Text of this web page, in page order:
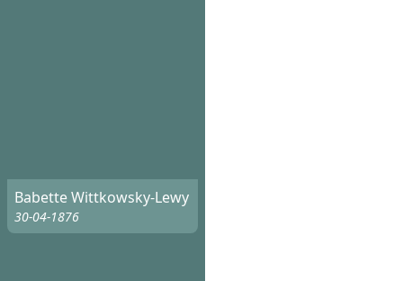
Babette Wittkowsky-Lewy
30-04-1876